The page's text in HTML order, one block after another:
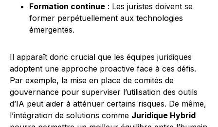
Formation continue : Les juristes doivent se
former perpétuellement aux technologies
émergentes.
Il apparaît donc crucial que les équipes juridiques
adoptent une approche proactive face à ces défis.
Par exemple, la mise en place de comités de
gouvernance pour superviser l’utilisation des outils
d’IA peut aider à atténuer certains risques. De même,
l’intégration de solutions comme Juridique Hybrid